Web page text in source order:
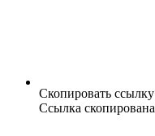
Скопировать ссылку
Ссылка скопирована